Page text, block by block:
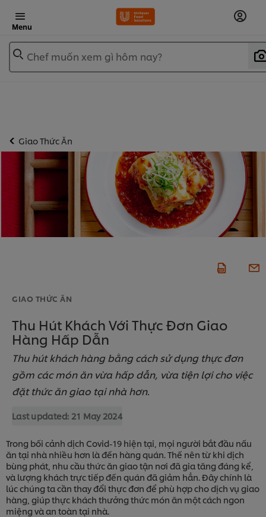
Menu
Chef muốn xem gì hôm nay?
Giao Thức Ăn
GIAO THỨC ĂN
Thu Hút Khách Với Thực Đơn Giao
Hàng Hấp Dẫn
Thu hút khách hàng bằng cách sử dụng thực đơn
gồm các món ăn vừa hấp dẫn, vừa tiện lợi cho việc
đặt thức ăn giao tại nhà hơn.
Last updated: 21 May 2024
Trong bối cảnh dịch Covid-19 hiện tại, mọi người bắt đầu nấu
ăn tại nhà nhiều hơn là đến hàng quán. Thế nên từ khi dịch
bùng phát, nhu cầu thức ăn giao tận nơi đã gia tăng đáng kể,
và lượng khách trực tiếp đến quán đã giảm hẳn. Đây chính là
lúc chúng ta cần thay đổi thực đơn để phù hợp cho dịch vụ giao
hàng, giúp thực khách thưởng thức món ăn một cách ngon
miệng và an toàn tại nhà.